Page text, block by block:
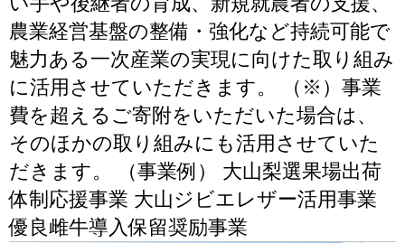
農業経営基盤の整備・強化など持続可能で
魅力ある一次産業の実現に向けた取り組み
に活用させていただきます。 （※）事業
費を超えるご寄附をいただいた場合は、
そのほかの取り組みにも活用させていた
だきます。 （事業例） 大山梨選果場出荷
体制応援事業 大山ジビエレザー活用事業
優良雌牛導入保留奨励事業